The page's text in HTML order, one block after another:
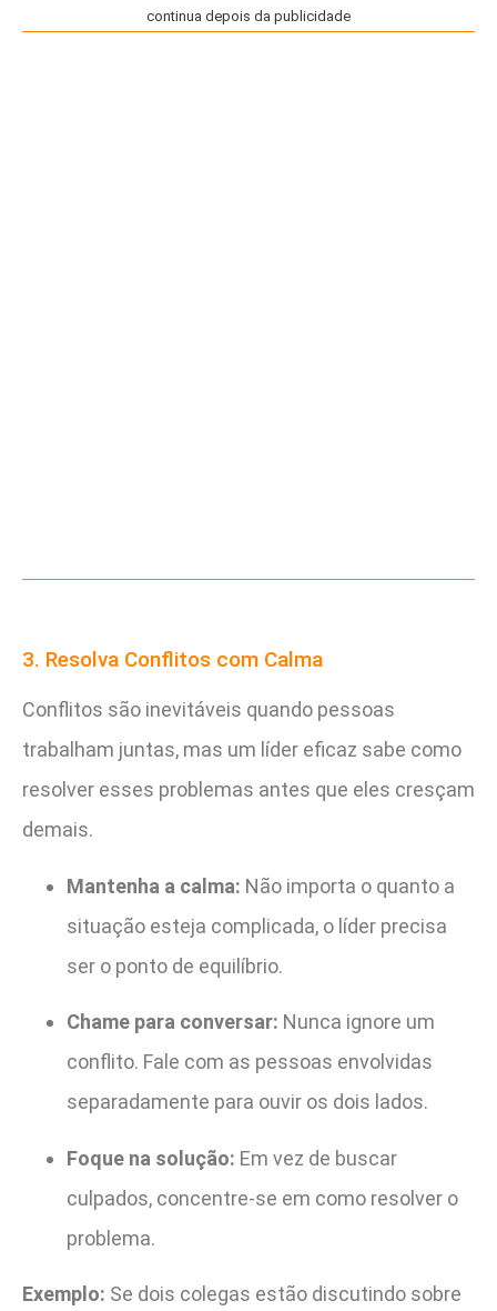
continua depois da publicidade
3. Resolva Conflitos com Calma
Conflitos são inevitáveis quando pessoas
trabalham juntas, mas um líder eficaz sabe como
resolver esses problemas antes que eles cresçam
demais.
Mantenha a calma: Não importa o quanto a
situação esteja complicada, o líder precisa
ser o ponto de equilíbrio.
Chame para conversar: Nunca ignore um
conflito. Fale com as pessoas envolvidas
separadamente para ouvir os dois lados.
Foque na solução: Em vez de buscar
culpados, concentre-se em como resolver o
problema.
Exemplo: Se dois colegas estão discutindo sobre